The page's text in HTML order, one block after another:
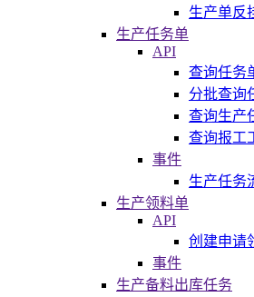
生产单反
生产任务单
API
查询任务
分批查询
查询生产
查询报工
事件
生产任务
生产领料单
API
创建申请
事件
生产备料出库任务